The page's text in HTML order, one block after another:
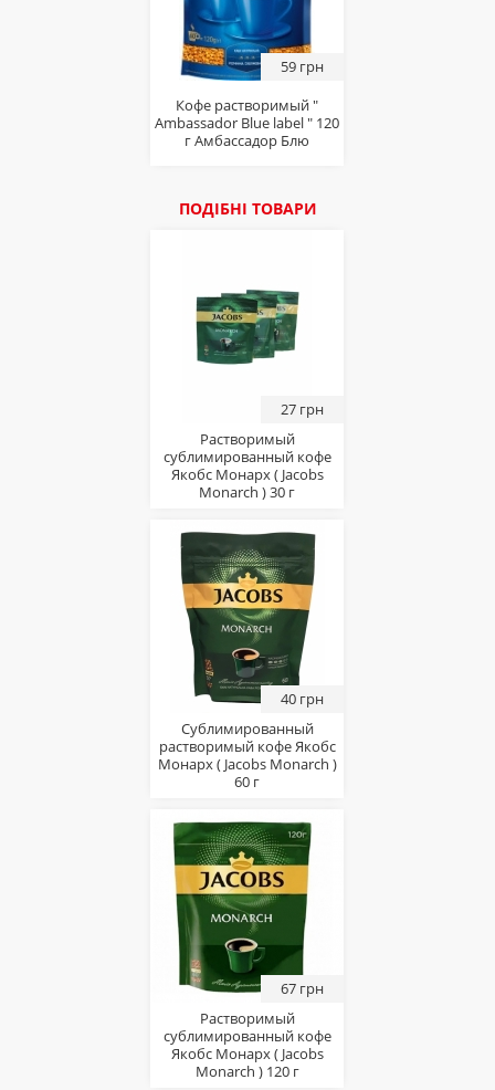
59 грн
Кофе растворимый "
Ambassador Blue label " 120
г Амбассадор Блю
ПОДІБНІ ТОВАРИ
27 грн
Растворимый
сублимированный кофе
Якобс Монарх ( Jacobs
Monarch ) 30 г
40 грн
Сублимированный
растворимый кофе Якобс
Монарх ( Jacobs Monarch )
60 г
67 грн
Растворимый
сублимированный кофе
Якобс Монарх ( Jacobs
Monarch ) 120 г